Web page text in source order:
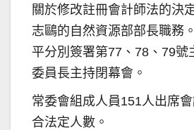
關於修改註冊會計師法的決
志鷗的自然資源部部長職務
平分別簽署第77、78、79號
委員長主持閉幕會。
常委會組成人員151人出席
合法定人數。